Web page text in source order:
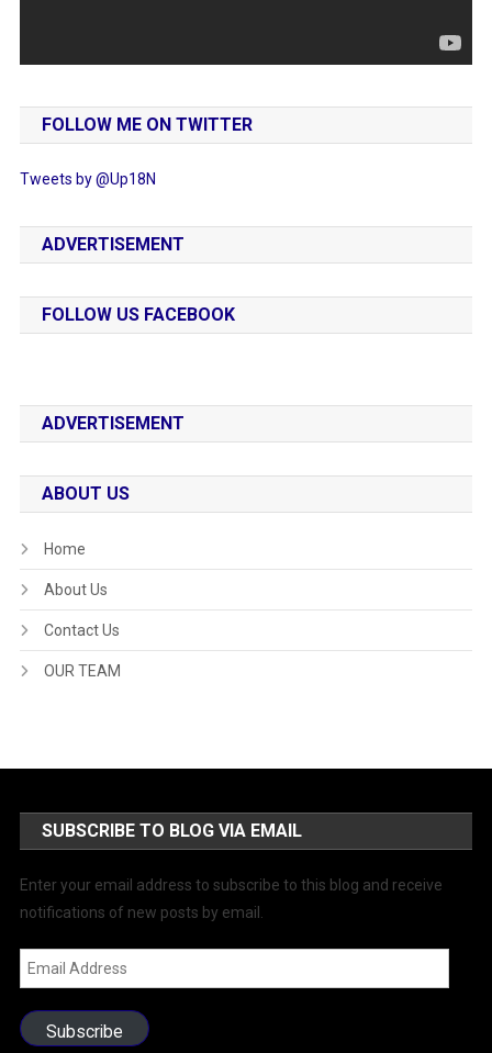
FOLLOW ME ON TWITTER
Tweets by @Up18N
ADVERTISEMENT
FOLLOW US FACEBOOK
ADVERTISEMENT
ABOUT US
Home
About Us
Contact Us
OUR TEAM
SUBSCRIBE TO BLOG VIA EMAIL
Enter your email address to subscribe to this blog and receive
notifications of new posts by email.
Email
Address
Subscribe